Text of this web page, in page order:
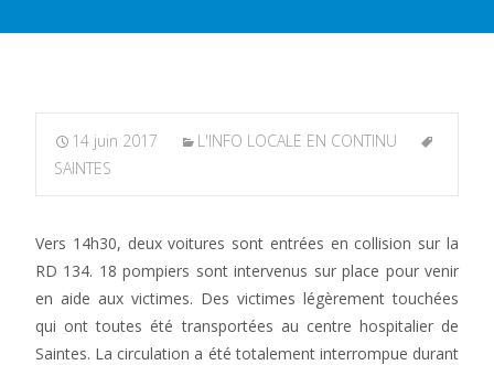
14 juin 2017
L'INFO LOCALE EN CONTINU
SAINTES
Vers 14h30, deux voitures sont entrées en collision sur la
RD 134. 18 pompiers sont intervenus sur place pour venir
en aide aux victimes. Des victimes légèrement touchées
qui ont toutes été transportées au centre hospitalier de
Saintes. La circulation a été totalement interrompue durant